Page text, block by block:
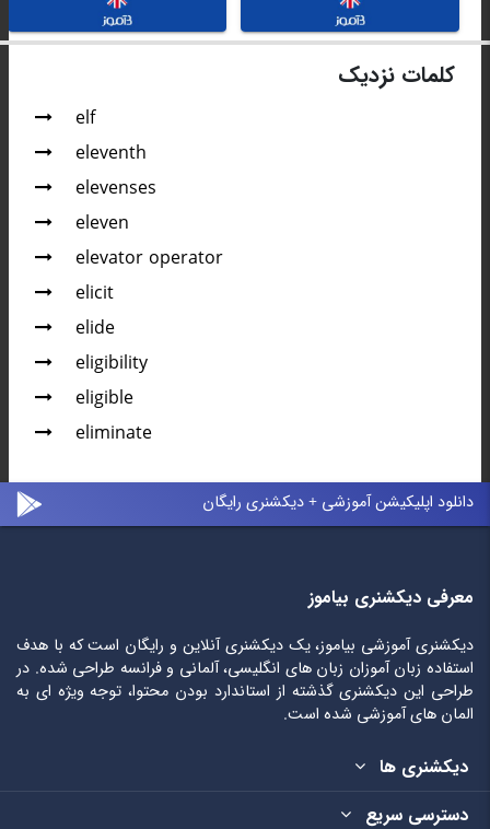
کلمات نزدیک
elf
eleventh
elevenses
eleven
elevator operator
elicit
elide
eligibility
eligible
eliminate
دانلود اپلیکیشن آموزشی + دیکشنری رایگان
معرفی دیکشنری بیاموز
دیکشنری آموزشی بیاموز، یک دیکشنری آنلاین و رایگان است که با هدف
استفاده زبان آموزان زبان های انگلیسی، آلمانی و فرانسه طراحی شده. در
طراحی این دیکشنری گذشته از استاندارد بودن محتوا، توجه ویژه ای به
المان های آموزشی شده است.
دیکشنری ها
دسترسی سریع